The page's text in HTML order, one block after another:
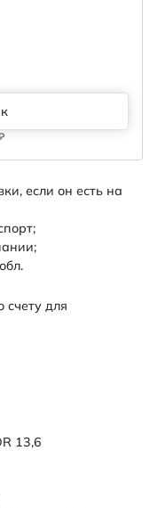
13,6
если он есть на
для